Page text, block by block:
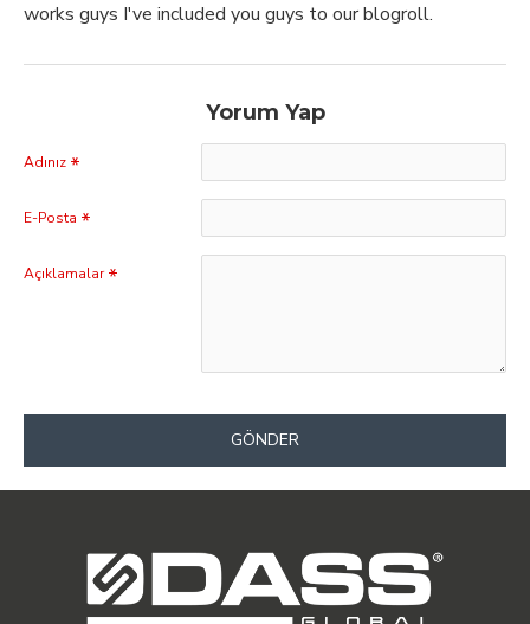
works guys I've included you guys to our blogroll.
Yorum Yap
Adınız
E-Posta
Açıklamalar
GÖNDER